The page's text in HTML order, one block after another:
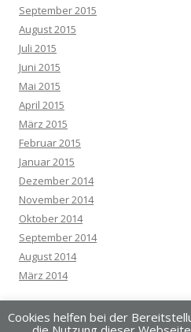
September 2015
August 2015
Juli 2015
Juni 2015
Mai 2015
April 2015
März 2015
Februar 2015
Januar 2015
Dezember 2014
November 2014
Oktober 2014
September 2014
August 2014
März 2014
Cookies helfen bei der